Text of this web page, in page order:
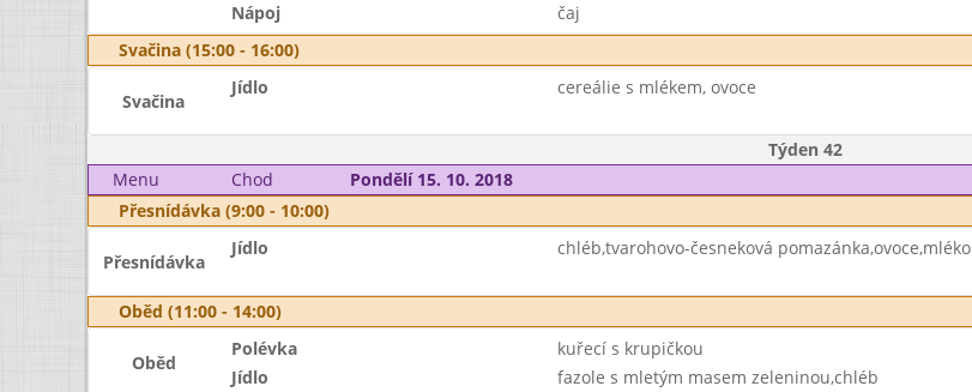
Nápoj
čaj
Svačina (15:00 - 16:00)
Svačina
Jídlo cereálie s mlékem, ovoce
Týden 42
Menu
Chod Pondělí 15. 10. 2018
Přesnídávka (9:00 - 10:00)
Přesnídávka
Jídlo chléb,tvarohovo-česneková pomazánka,ovoce,mléko
Oběd (11:00 - 14:00)
Oběd
Polévka kuřecí s krupičkou
Jídlo
fazole s mletým masem zeleninou,chléb